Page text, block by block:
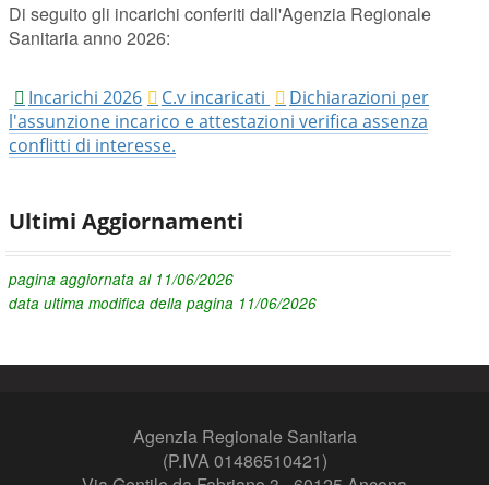
Di seguito gli incarichi conferiti dall'Agenzia Regionale
Sanitaria anno 2026:
Incarichi 2026 C.v incaricati
Dichiarazioni per
l'assunzione incarico e attestazioni verifica assenza
conflitti di interesse.
Ultimi Aggiornamenti
pagina aggiornata al 11/06/2026
data ultima modifica della pagina 11/06/2026
Agenzia Regionale Sanitaria
(P.IVA 01486510421)